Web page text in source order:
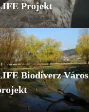
Projekt
Biodiverz Város